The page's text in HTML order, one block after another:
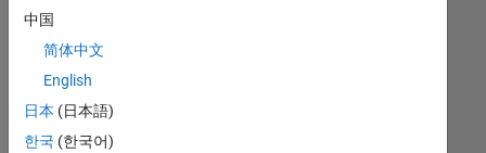
Senior Utilities and Energy Market Developer (m/f/d)
and Energy
Market
Developer
中国
简体中文
English
日本 (日本語)
한국 (한국어)